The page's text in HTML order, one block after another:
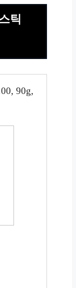
틱
90g,